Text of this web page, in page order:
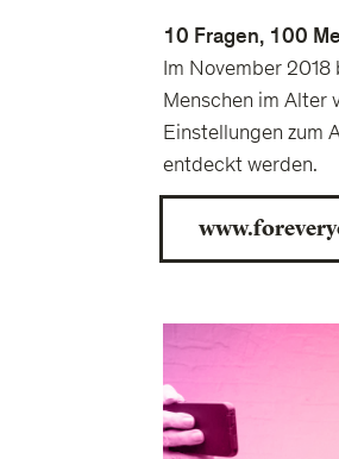
10 Fragen, 100
Im November 2018
Menschen im Alter
Einstellungen zum
entdeckt werden.